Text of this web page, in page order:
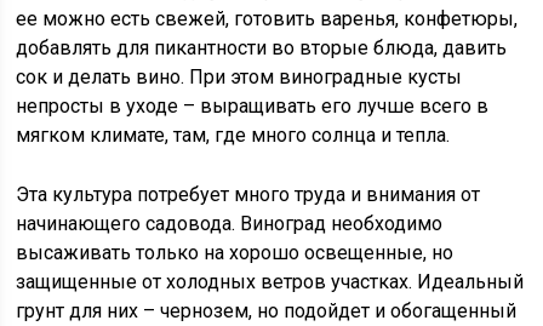
ее можно есть свежей, готовить варенья, конфетюры,
добавлять для пикантности во вторые блюда, давить
сок и делать вино. При этом виноградные кусты
непросты в уходе – выращивать его лучше всего в
мягком климате, там, где много солнца и тепла.
Эта культура потребует много труда и внимания от
начинающего садовода. Виноград необходимо
высаживать только на хорошо освещенные, но
защищенные от холодных ветров участках. Идеальный
грунт для них – чернозем, но подойдет и обогащенный